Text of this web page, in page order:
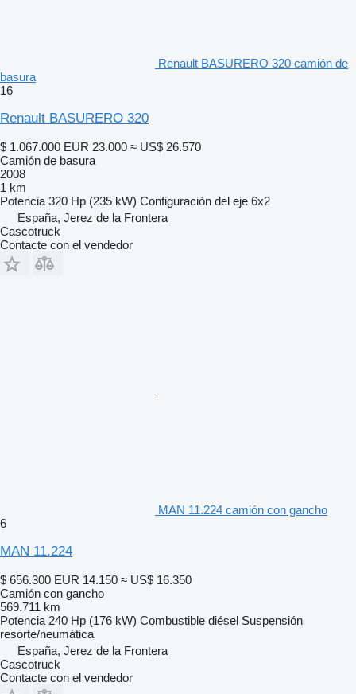
Renault BASURERO 320 camión de
basura
16
Renault BASURERO 320
$ 1.067.000 EUR 23.000 ≈ US$ 26.570
Camión de basura
2008
1 km
Potencia 320 Hp (235 kW) Configuración del eje 6x2
España, Jerez de la Frontera
Cascotruck
Contacte con el vendedor
MAN 11.224 camión con gancho
6
MAN 11.224
$ 656.300 EUR 14.150 ≈ US$ 16.350
Camión con gancho
569.711 km
Potencia 240 Hp (176 kW) Combustible diésel Suspensión
resorte/neumática
España, Jerez de la Frontera
Cascotruck
Contacte con el vendedor